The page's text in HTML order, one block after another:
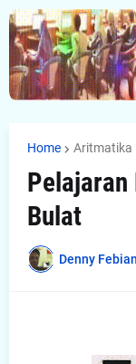
Home Aritmatika
Bulat
Denny